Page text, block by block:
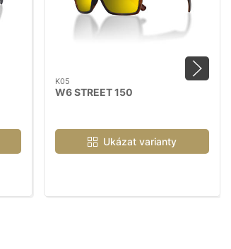
K05
W6 STREET 150
Ukázat varianty